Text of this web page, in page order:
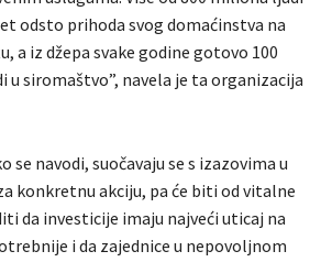
odsto prihoda svog domaćinstva na
a iz džepa svake godine gotovo 100
u siromaštvo”, navela je ta organizacija
se navodi, suočavaju se s izazovima u
konkretnu akciju, pa će biti od vitalne
da investicije imaju najveći uticaj na
i da zajednice u nepovoljnom